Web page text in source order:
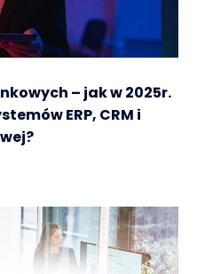
– jak w 2025r.
ERP, CRM i